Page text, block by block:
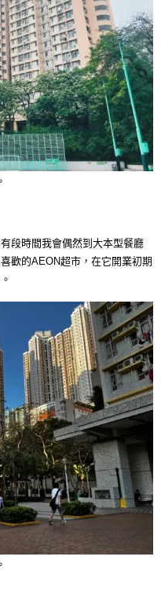
段時間我會偶然到大本型餐廳
歡的AEON超市，在它開業初期